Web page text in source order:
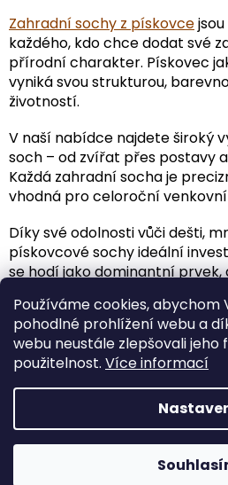
Používáme cookies, abychom
pohodlné prohlížení webu a
webu neustále zlepšovali jeho
použitelnost. Více informací
p
r
v
k
y
p
i
s
u
Zahradní sochy z pískovce
každého, kdo chce dodat své
přírodní charakter. Pískovec
vyniká svou strukturou,
životností.
V naší nabídce najdete široký
soch – od zvířat přes postavy
Každá zahradní socha je
vhodná pro celoroční
Díky své odolnosti vůči dešti,
pískovcové sochy ideální
se hodí jako dominantní prvek,
Vyberte si sochu, sošku, dekoraci
Vytvořil
Copyright 2026Ježíškova